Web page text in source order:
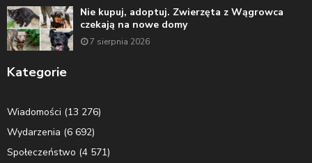
Nie kupuj, adoptuj. Zwierzęta z Wągrowca
czekają na nowe domy
7 sierpnia 2026
Kategorie
Wiadomości (13 276)
Wydarzenia (6 692)
Społeczeństwo (4 571)